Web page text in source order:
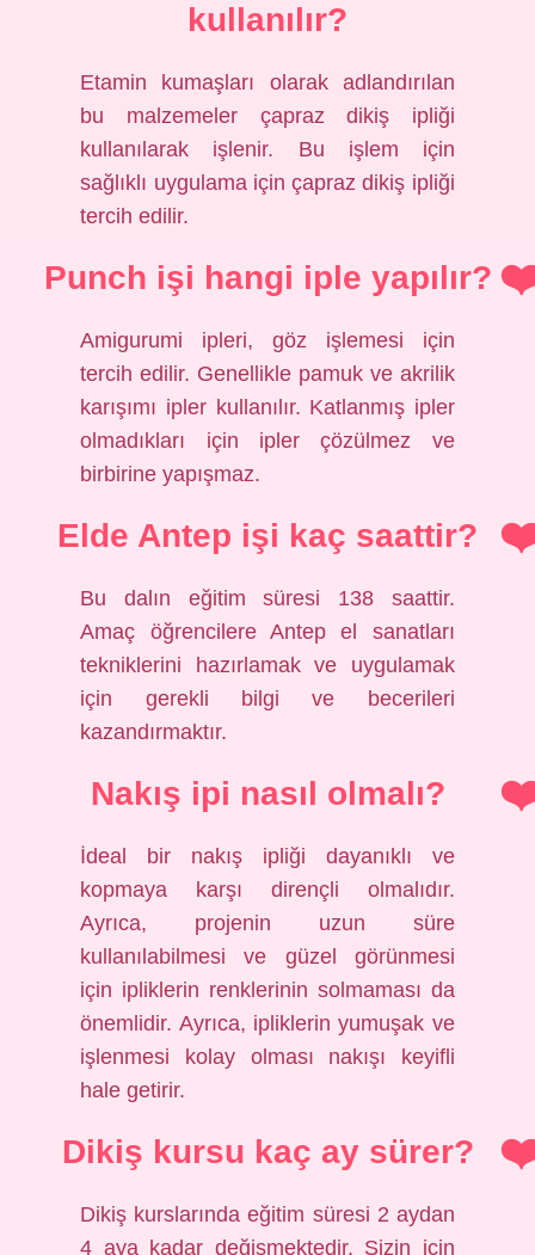
kullanılır?
Etamin kumaşları olarak adlandırılan
bu malzemeler çapraz dikiş ipliği
kullanılarak işlenir. Bu işlem için
sağlıklı uygulama için çapraz dikiş ipliği
tercih edilir.
Punch işi hangi iple yapılır?
Amigurumi ipleri, göz işlemesi için
tercih edilir. Genellikle pamuk ve akrilik
karışımı ipler kullanılır. Katlanmış ipler
olmadıkları için ipler çözülmez ve
birbirine yapışmaz.
Elde Antep işi kaç saattir?
Bu dalın eğitim süresi 138 saattir.
Amaç öğrencilere Antep el sanatları
tekniklerini hazırlamak ve uygulamak
için gerekli bilgi ve becerileri
kazandırmaktır.
Nakış ipi nasıl olmalı?
İdeal bir nakış ipliği dayanıklı ve
kopmaya karşı dirençli olmalıdır.
Ayrıca, projenin uzun süre
kullanılabilmesi ve güzel görünmesi
için ipliklerin renklerinin solmaması da
önemlidir. Ayrıca, ipliklerin yumuşak ve
işlenmesi kolay olması nakışı keyifli
hale getirir.
Dikiş kursu kaç ay sürer?
Dikiş kurslarında eğitim süresi 2 aydan
4 aya kadar değişmektedir. Sizin için